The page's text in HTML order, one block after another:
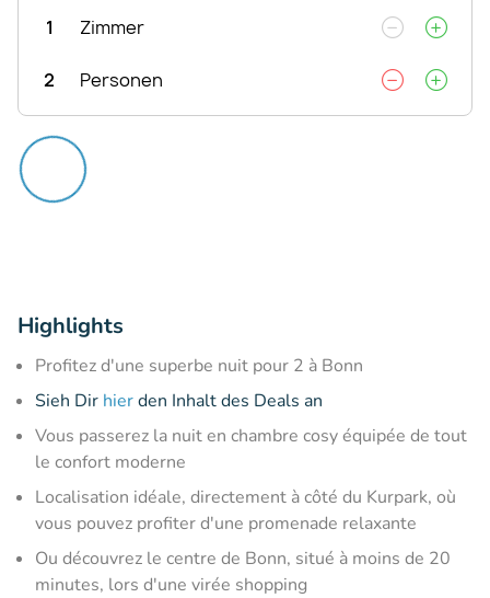
1 Zimmer
2 Personen
Highlights
Profitez d'une superbe nuit pour 2 à Bonn
Sieh Dir hierden Inhalt des Deals an
Vous passerez la nuit en chambre cosy équipée de tout
le confort moderne
Localisation idéale, directement à côté du Kurpark, où
vous pouvez profiter d'une promenade relaxante
Ou découvrez le centre de Bonn, situé à moins de 20
minutes, lors d'une virée shopping